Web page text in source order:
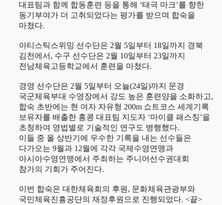
대표팀과 함께 합동훈련 등을 통해 ‘태극 마크’를 향한
동기부여가 더 고취되었다는 평가를 받으며 합숙을
마쳤다.
아티스틱스위밍 선수단은 2월 5일부터 18일까지 경북
김천에서 , 수구 선수단은 2월 10일부터 23일까지
전남체육고등학교에서 훈련을 마쳤다.
경영 선수단은 2월 5일부터 오늘(24일)까지 문경
국군체육부대 수영장에서 강도 높은 훈련양을 소화하고,
합숙 초반에는 현 여자 자유형 200m 쇼트코스 세계기록
보유자를 배출한 홍콩 대표팀 지도자 ‘마이클 패스칭’을
초청하여 영법별로 기술적인 연구도 병행했다.
이들 중 올 상반기에 우수한 기록을 내는 선수들은
다가오는 9월과 12월에 각각 국제수영연맹과
아시아수영연맹에서 주최하는 주니어선수권대회
참가의 기회가 주어진다.
이번 합숙은 대한체육회의 후원 , 문화체육관광부와
국민체육진흥공단의 재정후원으로 진행되었다. <끝>